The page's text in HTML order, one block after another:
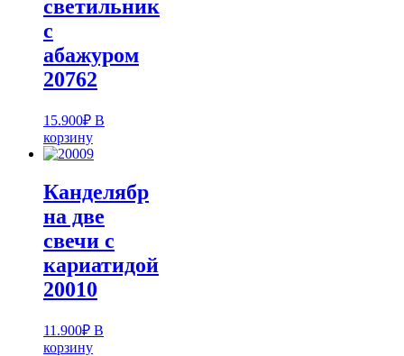
светильник
с
абажуром
20762
15.900₽ В
корзину
Канделябр
на две
свечи с
кариатидой
20010
11.900₽ В
корзину